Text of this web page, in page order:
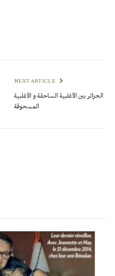
NEXT ARTICLE
الجزائر بين الأغلبية الساحقة و الأغلبية
المسحوقة